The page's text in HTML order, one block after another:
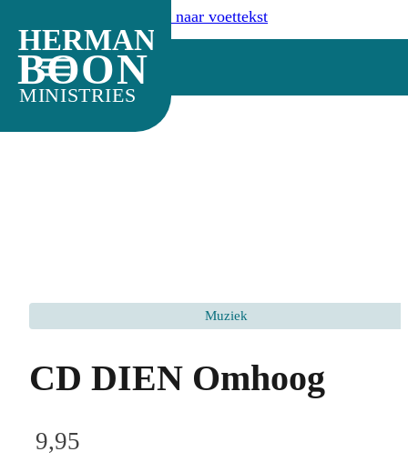
Ga naar voettekst
MINISTRIES
BOON
HERMAN
Muziek
CD DIEN Omhoog
9,95